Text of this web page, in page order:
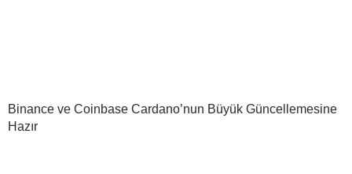
Binance ve Coinbase Cardano’nun Büyük Güncellemesine
Hazır